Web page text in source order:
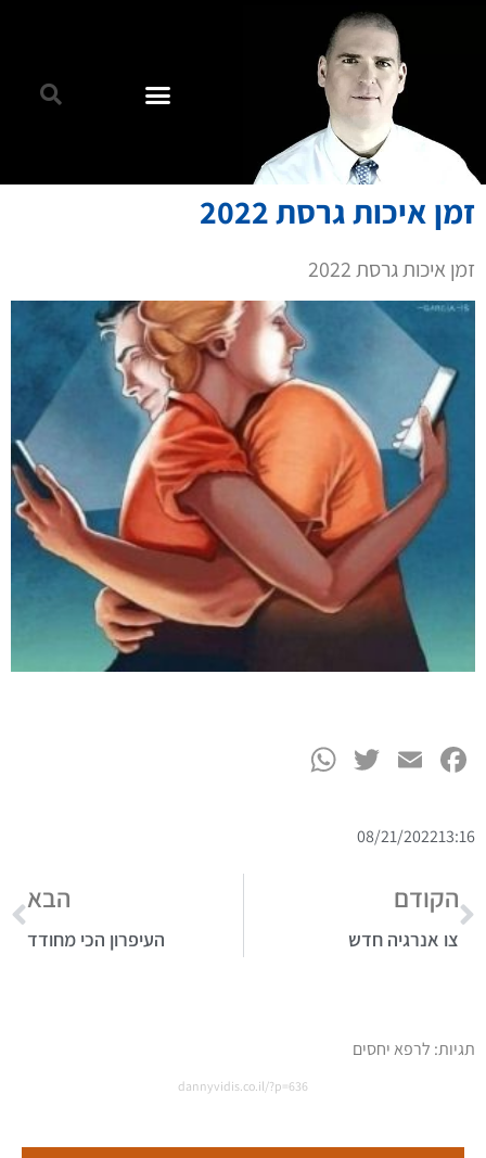
זמן איכות גרסת 2022
זמן איכות גרסת 2022
Facebook
Email
Twitter
13:16
08/21/2022
הקודם
צו אנרגיה חדש
הבא
העיפרון הכי מחודד
תגיות: לרפא יחסים
dannyvidis.co.il/?p=636